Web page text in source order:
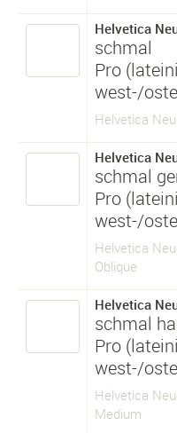
Helvetica
schmal
Pro
west-/
Helvetica
Helvetica
schmal
Pro
west-/
Helvetica
Oblique
Helvetica
schmal
Pro
west-/
Helvetica
Medium